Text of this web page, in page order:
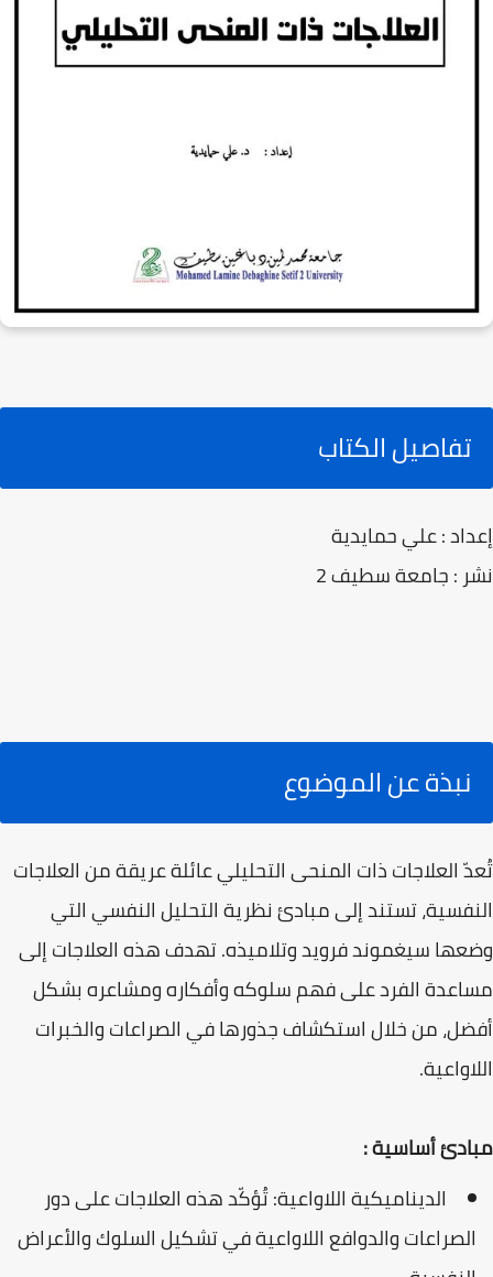
تفاصيل الكتاب
إعداد : علي حمايدية
نشر : جامعة سطيف 2
نبذة عن الموضوع
تُعدّ العلاجات ذات المنحى التحليلي عائلة عريقة من العلاجات
النفسية، تستند إلى مبادئ نظرية التحليل النفسي التي
وضعها سيغموند فرويد وتلاميذه. تهدف هذه العلاجات إلى
مساعدة الفرد على فهم سلوكه وأفكاره ومشاعره بشكل
أفضل، من خلال استكشاف جذورها في الصراعات والخبرات
اللاواعية.
مبادئ أساسية :
الديناميكية اللاواعية: تُؤكّد هذه العلاجات على دور
الصراعات والدوافع اللاواعية في تشكيل السلوك والأعراض